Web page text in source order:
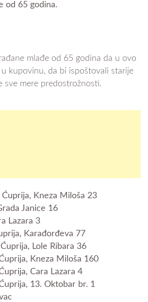
od 65 godina.
mlađe od 65 godina da u ovo
kupovinu, da bi ispoštovali starije
sve mere predostrožnosti.
Kneza Miloša 23
Janice 16
Lazara 3
Karađorđeva 77
Lole Ribara 36
Kneza Miloša 160
Cara Lazara 4
13. Oktobar br. 1